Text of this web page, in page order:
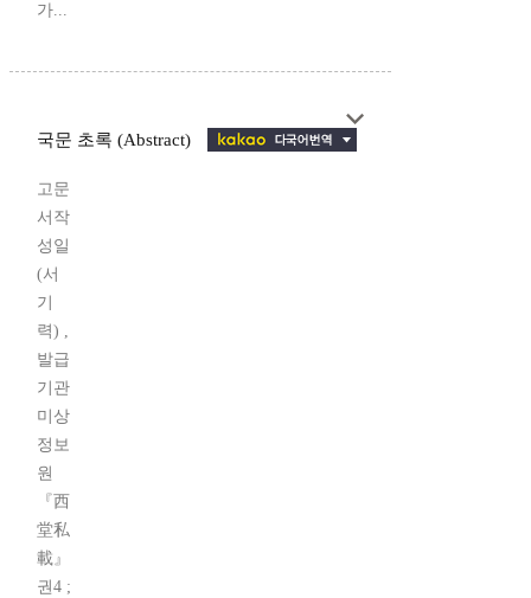
가...
국문 초록 (Abstract)
고문
서작
성일
(서
기
력) ,
발급
기관
미상
정보
원
『西
堂私
載』
권4 ;